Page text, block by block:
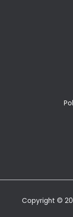
Copyright ©